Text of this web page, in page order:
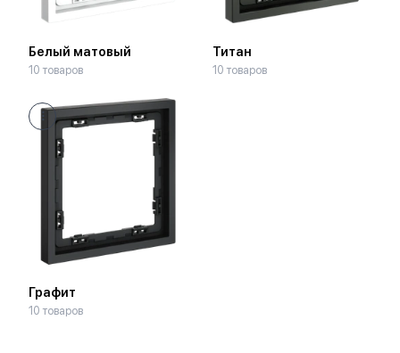
Белый матовый
10 товаров
Титан
10 товаров
Графит
10 товаров